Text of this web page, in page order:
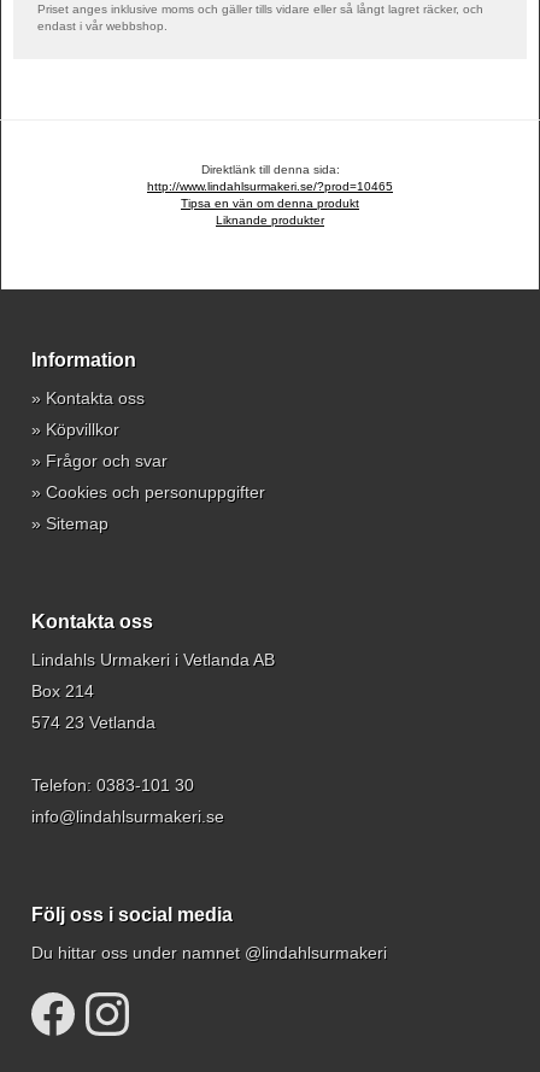
Priset anges inklusive moms och gäller tills vidare eller så långt lagret räcker, och
endast i vår webbshop.
Direktlänk till denna sida:
http://www.lindahlsurmakeri.se/?prod=10465
Tipsa en vän om denna produkt
Liknande produkter
Information
» Kontakta oss
» Köpvillkor
» Frågor och svar
» Cookies och personuppgifter
» Sitemap
Kontakta oss
Lindahls Urmakeri i Vetlanda AB
Box 214
574 23 Vetlanda
Telefon: 0383-101 30
info@lindahlsurmakeri.se
Följ oss i social media
Du hittar oss under namnet @lindahlsurmakeri